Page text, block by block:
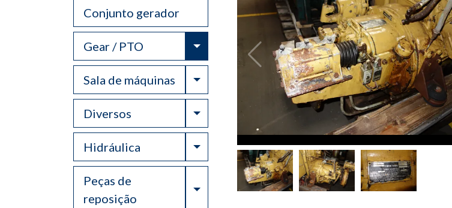
Conjunto gerador
Gear / PTO Toggle Dropdown
Sala de máquinas Toggle Dropdown
Diversos Toggle Dropdown
Hidráulica Toggle Dropdown
Peças de
reposição
Toggle Dropdown